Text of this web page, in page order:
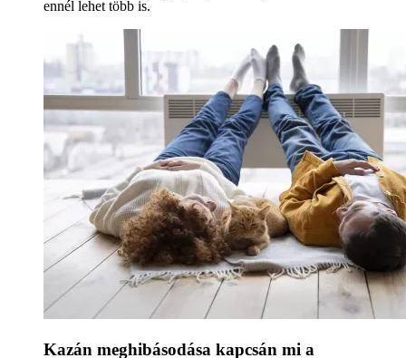
ennél lehet több is.
Kazán meghibásodása kapcsán mi a